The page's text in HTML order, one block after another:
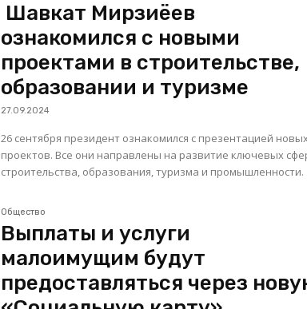
Шавкат Мирзиёев
ознакомился с новыми
проектами в строительстве,
образовании и туризме
27.09.2024
26 сентября президент ознакомился с презентацией
проектов. Все они направлены на развитие ключевых
строительства, образования, туризма и промышленности.
Общество
Выплаты и услуги
малоимущим будут
предоставляться через